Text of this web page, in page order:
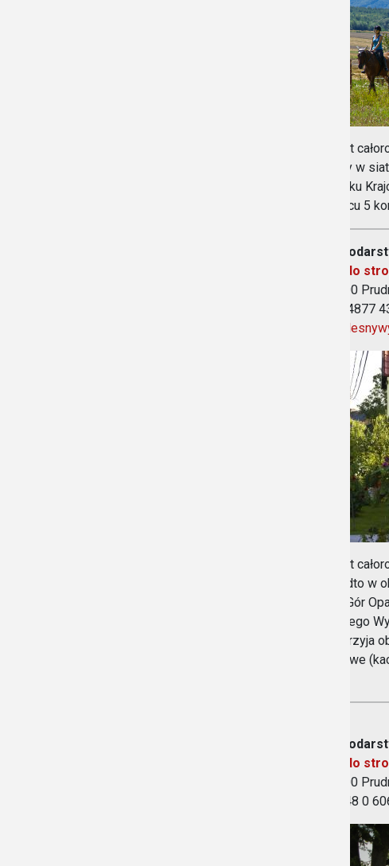
Zdjęcie
Obiekt
do gry w
w Parku
miejscu 5
Link do
48-200
Tel. +4877
Obiekt
Ponadto w
stóp Gór
„Leśnego
co sprzyja
domowe
Link do
48-200
tel. +48 0